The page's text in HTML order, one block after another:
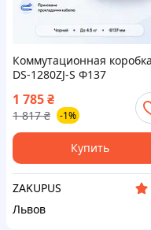
Коммутационная коробка
DS-1280ZJ-S Ф137
нагрузка до 4.5 кг
1 785₴
1 817 ₴ -1%
Купить
ZAKUPUS
Львов